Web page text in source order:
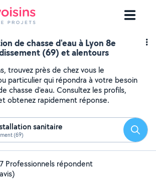
de chasse d'eau à Lyon 8e
(69) et alentours
trouvez près de chez vous le
particulier qui répondra à votre besoin
chasse d'eau. Consultez les profils,
obtenez rapidement réponse.
sanitaire
(69)
Professionnels répondent